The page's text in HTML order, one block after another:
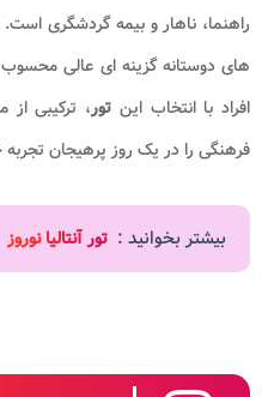
راهنما، ناهار و بیمه گردشگری است.
های دوستانه گزینه ای عالی
افراد با انتخاب این تور، ترکیبی
فرهنگی را در یک روز پرهیجان تجربه
بیشتر بخوانید : تور آنتالیا نوروز